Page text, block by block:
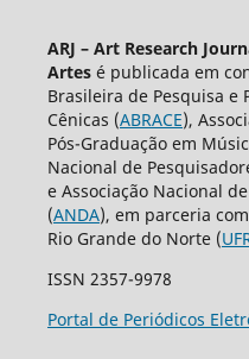
ARJ – Art Research
Artesé publicada em
Brasileira de Pesquisa e
Cênicas (ABRACE),
Pós-Graduação em
Nacional de
e Associação Nacional
(ANDA), em parceria
Rio Grande do Norte (
ISSN 2357-9978
Portal de Periódicos